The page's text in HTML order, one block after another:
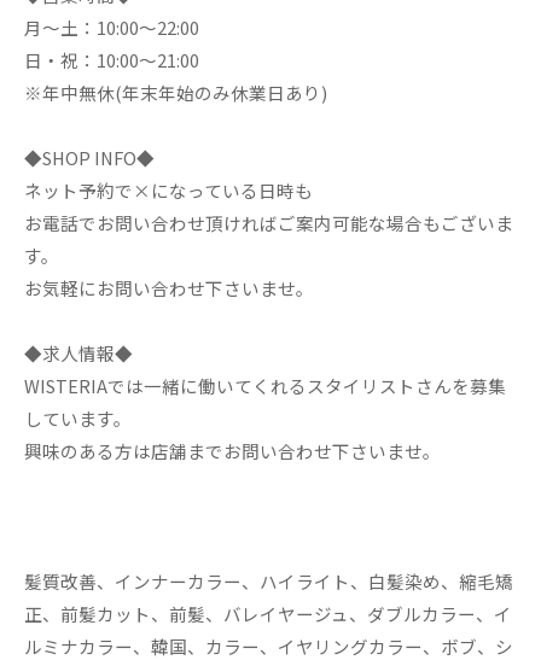
月～土：10:00～22:00
日・祝：10:00～21:00
※年中無休(年末年始のみ休業日あり)
◆SHOP INFO◆
ネット予約で×になっている日時も
お電話でお問い合わせ頂ければご案内可能な場合もございま
す。
お気軽にお問い合わせ下さいませ。
◆求人情報◆
WISTERIAでは一緒に働いてくれるスタイリストさんを募集
しています。
興味のある方は店舗までお問い合わせ下さいませ。
髪質改善、インナーカラー、ハイライト、白髪染め、縮毛矯
正、前髪カット、前髪、バレイヤージュ、ダブルカラー、イ
ルミナカラー、韓国、カラー、イヤリングカラー、ボブ、シ